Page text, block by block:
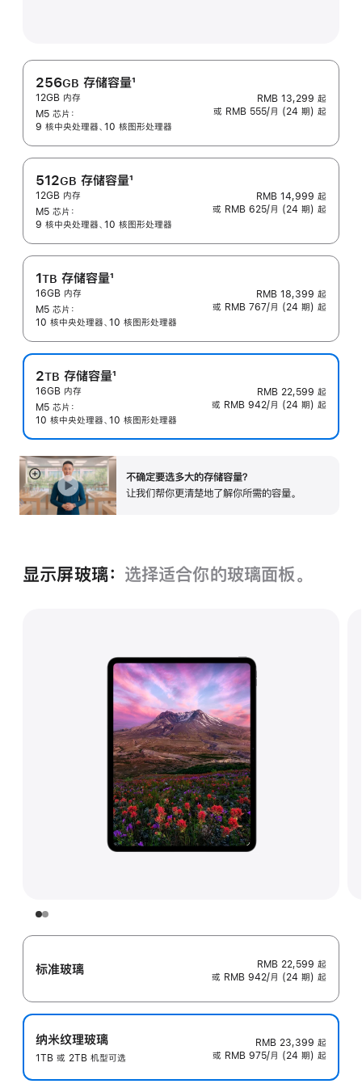
256GB 存储容量
脚
注
1
12GB 内存
M5 芯片：
9 核中央处理器、10 核图形处理器
RMB 13,299 起
或 RMB 555/月 (24 期) 起
512GB 存储容量
脚
注
1
12GB 内存
M5 芯片：
9 核中央处理器、10 核图形处理器
RMB 14,999 起
或 RMB 625/月 (24 期) 起
1TB 存储容量
脚
注
1
16GB 内存
M5 芯片：
10 核中央处理器、10 核图形处理器
RMB 18,399 起
或 RMB 767/月 (24 期) 起
2TB 存储容量
脚
注
1
16GB 内存
M5 芯片：
10 核中央处理器、10 核图形处理器
RMB 22,599 起
或 RMB 942/月 (24 期) 起
不确定要选多大的存储容⁠量？
让我们帮你更清楚地了解你所需的容量。
展
开
显示屏玻璃： 选择适合你的玻璃面‍板。
标准玻璃 RMB 22,599 起
或 RMB 942/月 (24 期) 起
纳米纹理玻璃
1TB 或 2TB 机型可选
RMB 23,399 起
或 RMB 975/月 (24 期) 起